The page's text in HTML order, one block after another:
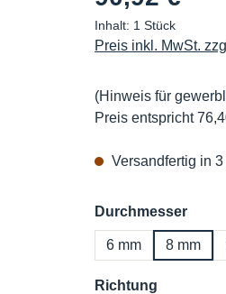
Inhalt: 1 Stück
Preis inkl. MwSt.
(Hinweis für
Preis entspricht
Versandfertig in
Durchmesser
6 mm 8 mm
Richtung